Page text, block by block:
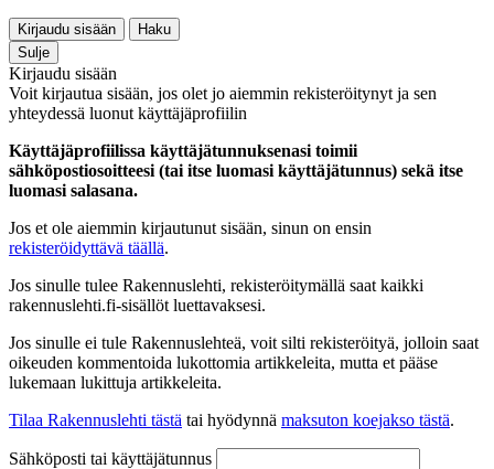
Kirjaudu sisään
Haku
Sulje
Kirjaudu sisään
Voit kirjautua sisään, jos olet jo aiemmin rekisteröitynyt ja sen
yhteydessä luonut käyttäjäprofiilin
Käyttäjäprofiilissa käyttäjätunnuksenasi toimii
sähköpostiosoitteesi (tai itse luomasi käyttäjätunnus) sekä itse
luomasi salasana.
Jos et ole aiemmin kirjautunut sisään, sinun on ensin
rekisteröidyttävä täällä.
Jos sinulle tulee Rakennuslehti, rekisteröitymällä saat kaikki
rakennuslehti.fi-sisällöt luettavaksesi.
Jos sinulle ei tule Rakennuslehteä, voit silti rekisteröityä, jolloin saat
oikeuden kommentoida lukottomia artikkeleita, mutta et pääse
lukemaan lukittuja artikkeleita.
Tilaa Rakennuslehti tästä tai hyödynnä maksuton koejakso tästä.
Sähköposti tai käyttäjätunnus